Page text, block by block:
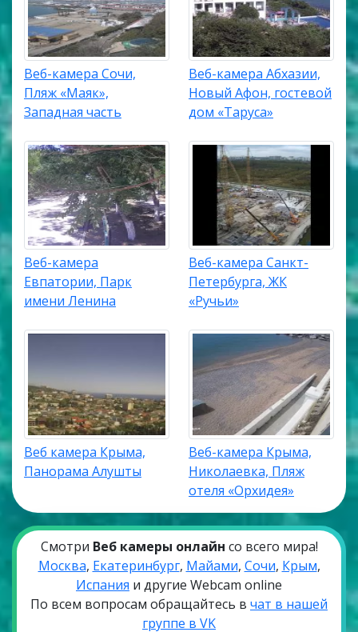
Веб-камера Сочи,
Пляж «Маяк»,
Западная часть
Веб-камера Абхазии,
Новый Афон, гостевой
дом «Таруса»
Веб-камера
Евпатории, Парк
имени Ленина
Веб-камера Санкт-
Петербурга, ЖК
«Ручьи»
Веб камера Крыма,
Панорама Алушты
Веб-камера Крыма,
Николаевка, Пляж
отеля «Орхидея»
Смотри Веб камеры онлайн со всего мира!
Москва, Екатеринбург, Майами, Сочи, Крым,
Испания и другие Webcam online
По всем вопросам обращайтесь в чат в нашей
группе в VK